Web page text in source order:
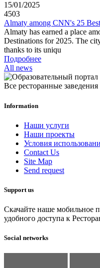
15/01/2025
4503
Almaty among CNN's 25
Almaty has earned a place
Destinations for 2025. The
thanks to its uniqu
Подробнее
All news
Все ресторанные заведения
Information
Наши услуги
Наши проекты
Условия
Contact Us
Site Map
Send request
Support us
Скачайте наше мобильное
удобного доступа к
Social networks